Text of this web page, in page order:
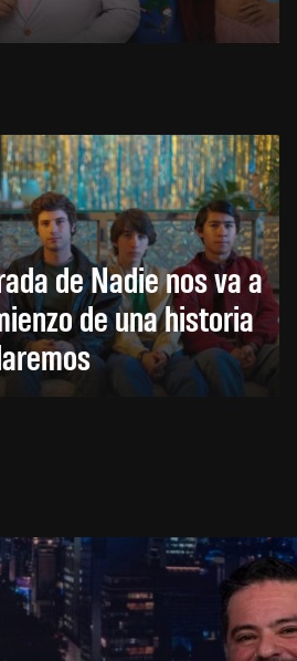
de Nadie nos va a
de una historia